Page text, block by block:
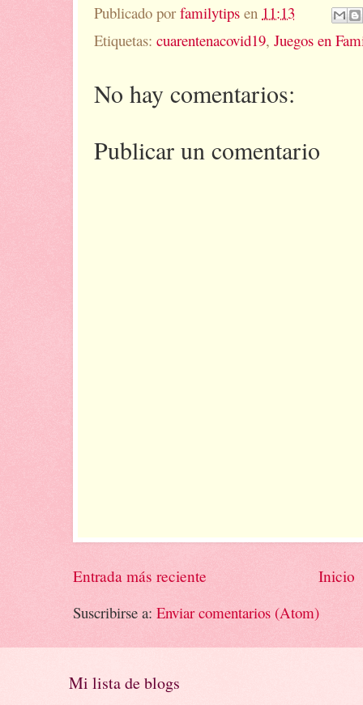
Publicado por familytips en 11:13
Etiquetas: cuarentenacovid19, Juegos en
No hay comentarios:
Publicar un comentario
Entrada más reciente
Inicio
Suscribirse a: Enviar comentarios (Atom)
Mi lista de blogs